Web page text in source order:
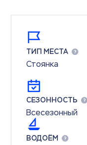
ТИП МЕСТА
Стоянка
СЕЗОННОСТЬ
Всесезонный
ВОДОЁМ